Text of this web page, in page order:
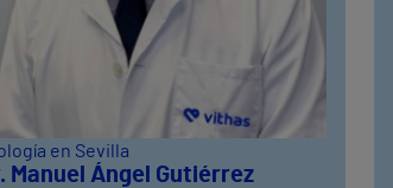
en Sevilla
Manuel Ángel Gutiérrez